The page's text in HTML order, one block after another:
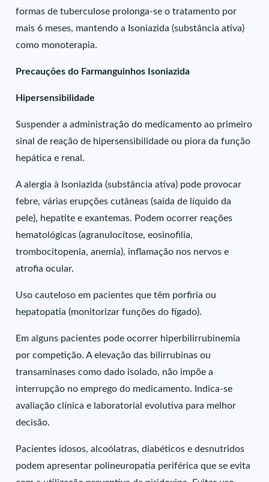
formas de tuberculose prolonga-se o tratamento por
mais 6 meses, mantendo a Isoniazida (substância ativa)
como monoterapia.
Precauções do Farmanguinhos Isoniazida
Hipersensibilidade
Suspender a administração do medicamento ao primeiro
sinal de reação de hipersensibilidade ou piora da função
hepática e renal.
A alergia à Isoniazida (substância ativa) pode provocar
febre, várias erupções cutâneas (saída de líquido da
pele), hepatite e exantemas. Podem ocorrer reações
hematológicas (agranulocitose, eosinofilia,
trombocitopenia, anemia), inflamação nos nervos e
atrofia ocular.
Uso cauteloso em pacientes que têm porfiria ou
hepatopatia (monitorizar funções do fígado).
Em alguns pacientes pode ocorrer hiperbilirrubinemia
por competição. A elevação das bilirrubinas ou
transaminases como dado isolado, não impõe a
interrupção no emprego do medicamento. Indica-se
avaliação clínica e laboratorial evolutiva para melhor
decisão.
Pacientes idosos, alcoólatras, diabéticos e desnutridos
podem apresentar polineuropatia periférica que se evita